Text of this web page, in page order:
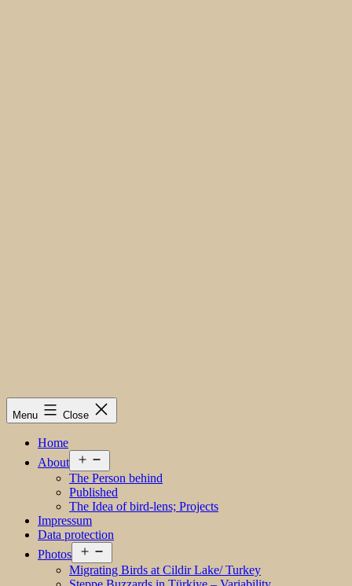
Menu Close
Home
About
menu
The Person behind
Published
The Idea of bird-lens; Projects
Impressum
Data protection
Photos
menu
Migrating Birds at Cildir Lake/ Turkey